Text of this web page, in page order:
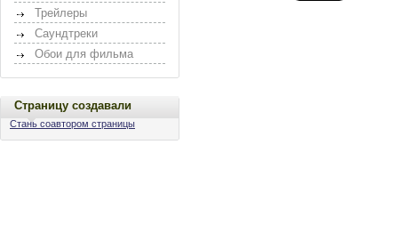
Трейлеры
Саундтреки
Обои для фильма
Страницу создавали
Стань соавтором страницы